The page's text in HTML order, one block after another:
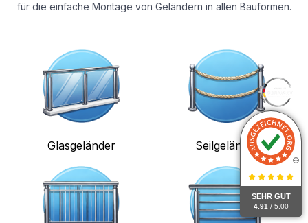
SEHR GUT
4.91 / 5.00
für die einfache Montage von Geländern in allen Bauformen.
Glasgeländer Seilgeländer